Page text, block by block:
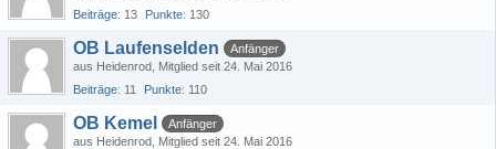
Beiträge 13 Punkte 130
OB Laufenselden
Anfänger
aus Heidenrod Mitglied seit 24. Mai 2016
Beiträge 11 Punkte 110
OB Kemel
Anfänger
aus Heidenrod Mitglied seit 24. Mai 2016